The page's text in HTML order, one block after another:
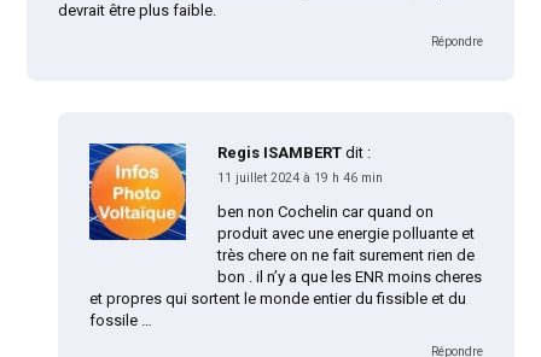
devrait être plus faible.
Répondre
Regis ISAMBERT dit :
11 juillet 2024 à 19 h 46 min
ben non Cochelin car quand on
produit avec une energie polluante et
très chere on ne fait surement rien de
bon . il n’y a que les ENR moins cheres
et propres qui sortent le monde entier du fissible et du
fossile …
Répondre